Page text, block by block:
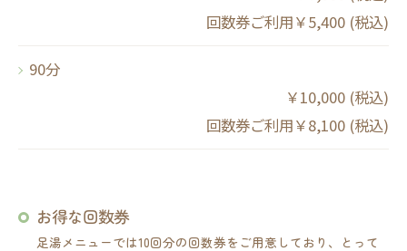
回数券ご利用￥5,400 (税込)
90分
￥10,000 (税込)
回数券ご利用￥8,100 (税込)
お得な回数券
足湯メニューでは10回分の回数券をご用意しており、とって